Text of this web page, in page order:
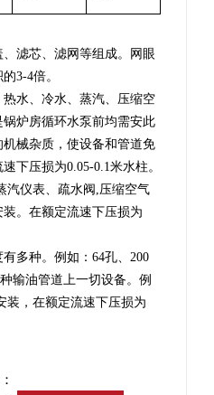
滤芯、滤网等组成。网眼
的3-4倍。
水、冷水、蒸汽、压缩空
炉房循环水泵前均需安此
械杂质，使设备和管道免
下压损为0.05-0.1米水柱。
汽仪表、疏水阀 ,压缩空气
。在额定流速下压损为
多种。例如： 64孔、 200
输油管道上一切设备。例
装 ，在额定流速下压损为